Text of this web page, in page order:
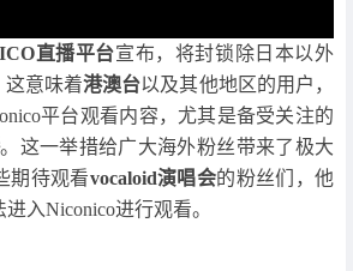
直播平台宣布，将封锁除日本以外
这意味着港澳台以及其他地区的用户，
平台观看内容，尤其是备受关注的
。这一举措给广大海外粉丝带来了极大
期待观看vocaloid演唱会的粉丝们，他
入Niconico进行观看。